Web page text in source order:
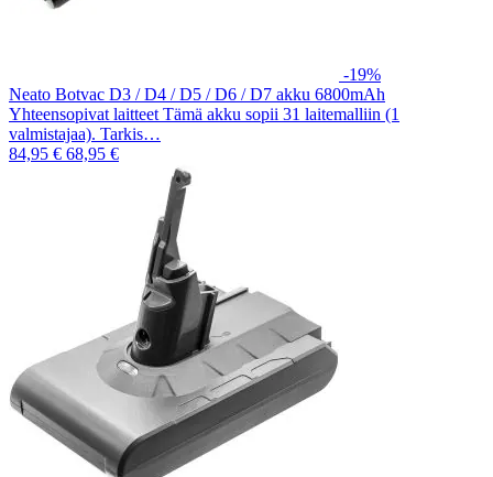
-19%
Neato Botvac D3 / D4 / D5 / D6 / D7 akku 6800mAh
Yhteensopivat laitteet Tämä akku sopii 31 laitemalliin (1
valmistajaa). Tarkis…
84,95 € 68,95 €